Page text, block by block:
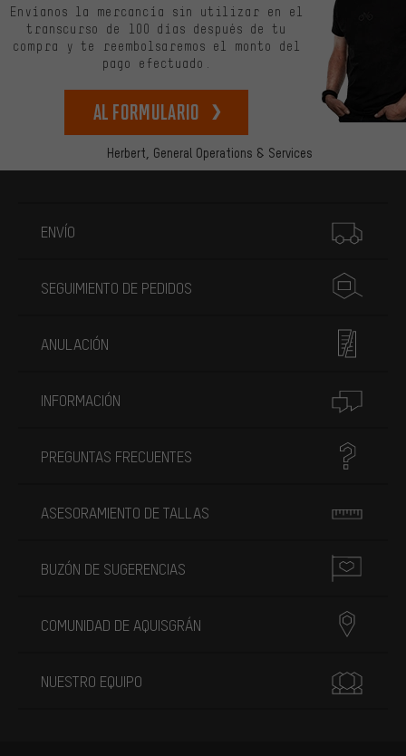
Herbert, General Operations & Services
Envíanos la mercancía sin utilizar en el
transcurso de 100 días después de tu
compra y te reembolsaremos el monto del
pago efectuado.
Al formulario
ENVÍO
SEGUIMIENTO DE PEDIDOS
ANULACIÓN
INFORMACIÓN
PREGUNTAS FRECUENTES
ASESORAMIENTO DE TALLAS
BUZÓN DE SUGERENCIAS
COMUNIDAD DE AQUISGRÁN
NUESTRO EQUIPO